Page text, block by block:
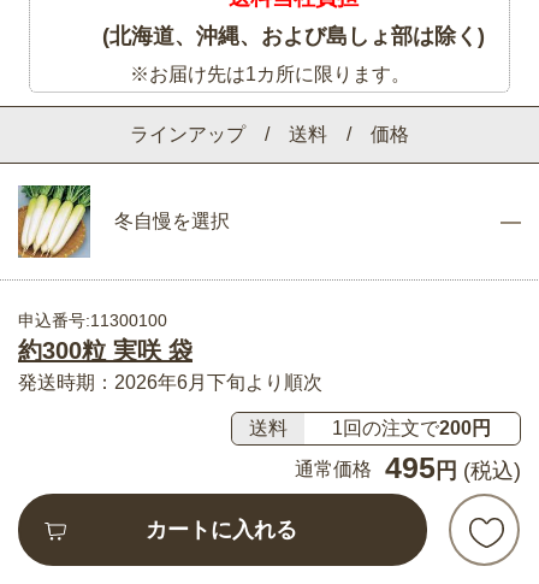
ラインアップ / 送料 / 価格
冬自慢を選択
申込番号:11300100
約300粒 実咲 袋
発送時期：2026年6月下旬より順次
送料 1回の注文で200円
通常価格
495 円 (税込)
カートに入れる
(北海道、沖縄、および島しょ部は除く)
※お届け先は1カ所に限ります。